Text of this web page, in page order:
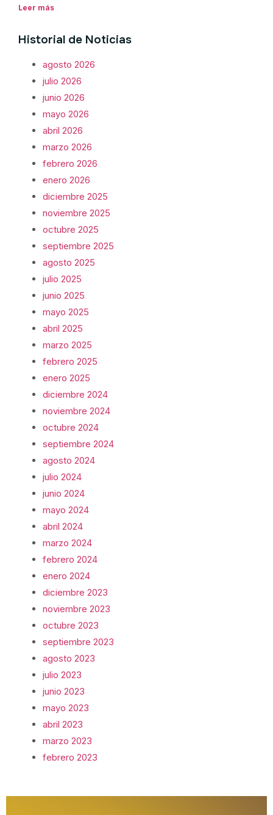
Leer más
Historial de Noticias
agosto 2026
julio 2026
junio 2026
mayo 2026
abril 2026
marzo 2026
febrero 2026
enero 2026
diciembre 2025
noviembre 2025
octubre 2025
septiembre 2025
agosto 2025
julio 2025
junio 2025
mayo 2025
abril 2025
marzo 2025
febrero 2025
enero 2025
diciembre 2024
noviembre 2024
octubre 2024
septiembre 2024
agosto 2024
julio 2024
junio 2024
mayo 2024
abril 2024
marzo 2024
febrero 2024
enero 2024
diciembre 2023
noviembre 2023
octubre 2023
septiembre 2023
agosto 2023
julio 2023
junio 2023
mayo 2023
abril 2023
marzo 2023
febrero 2023